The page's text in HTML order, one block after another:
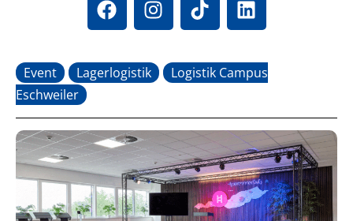
Event Lagerlogistik
Logistik Campus
Eschweiler